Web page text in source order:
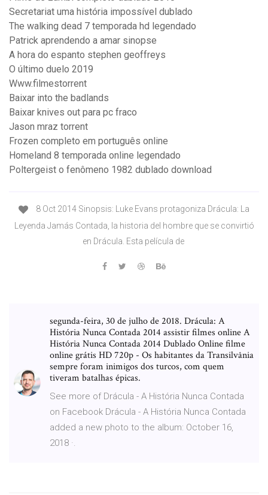
Secretariat uma história impossível dublado
The walking dead 7 temporada hd legendado
Patrick aprendendo a amar sinopse
A hora do espanto stephen geoffreys
O último duelo 2019
Www.filmestorrent
Baixar into the badlands
Baixar knives out para pc fraco
Jason mraz torrent
Frozen completo em português online
Homeland 8 temporada online legendado
Poltergeist o fenômeno 1982 dublado download
8 Oct 2014 Sinopsis: Luke Evans protagoniza Drácula: La
Leyenda Jamás Contada, la historia del hombre que se convirtió
en Drácula. Esta película de
segunda-feira, 30 de julho de 2018. Drácula: A
História Nunca Contada 2014 assistir filmes online A
História Nunca Contada 2014 Dublado Online filme
online grátis HD 720p - Os habitantes da Transilvânia
sempre foram inimigos dos turcos, com quem
tiveram batalhas épicas.
See more of Drácula - A História Nunca Contada
on Facebook Drácula - A História Nunca Contada
added a new photo to the album: October 16,
2018 ·.